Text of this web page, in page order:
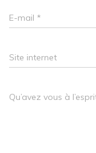
E-mail *
Site internet
Qu’avez vous à